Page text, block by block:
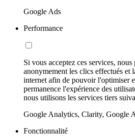
Google Ads
Performance
Si vous acceptez ces services,
anonymement les clics effectués et
internet afin de pouvoir l'optimiser
permanence l'expérience des
nous utilisons les services tiers
Google Analytics, Clarity, Google
Fonctionnalité